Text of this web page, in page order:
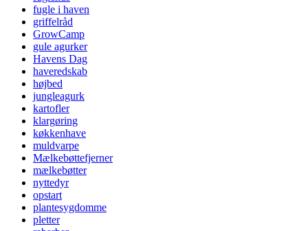
fugle i haven
griffelråd
GrowCamp
gule agurker
Havens Dag
haveredskab
højbed
jungleagurk
kartofler
klargøring
køkkenhave
muldvarpe
Mælkebøttefjerner
mælkebøtter
nyttedyr
opstart
plantesygdomme
pletter